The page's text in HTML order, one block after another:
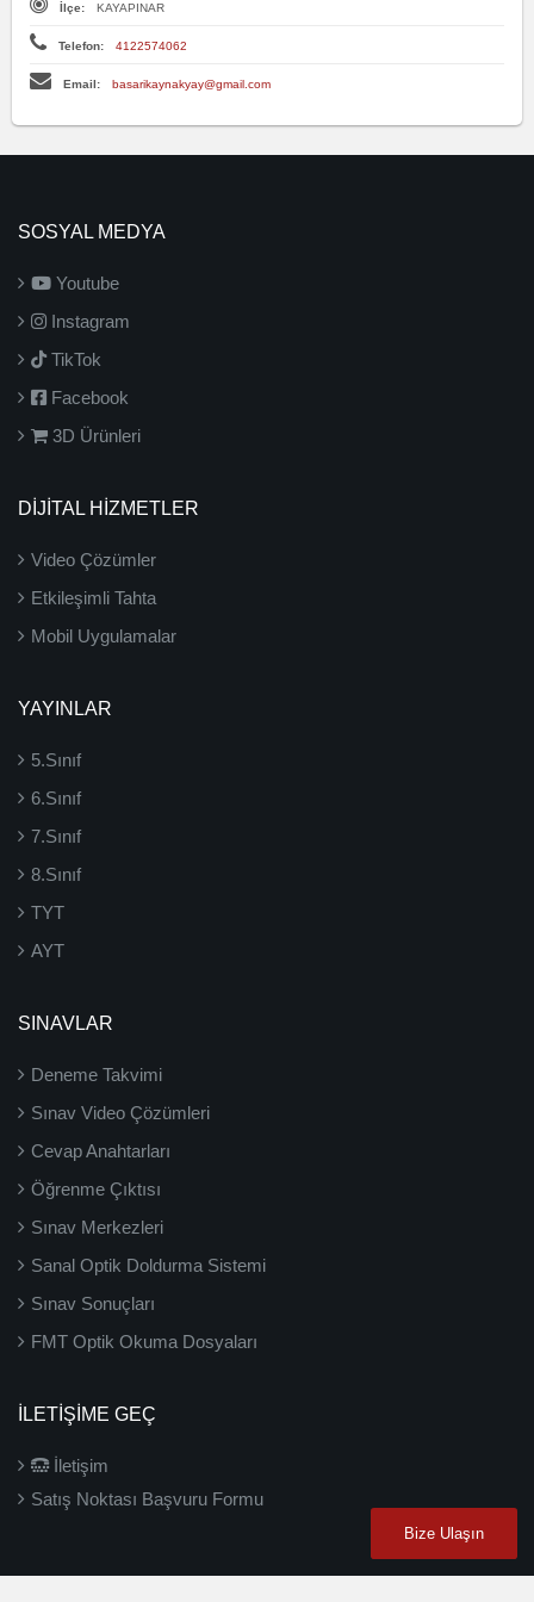
İlçe: KAYAPINAR
Telefon: 4122574062
Email: basarikaynakyay@gmail.com
SOSYAL MEDYA
Youtube
Instagram
TikTok
Facebook
3D Ürünleri
DİJİTAL HİZMETLER
Video Çözümler
Etkileşimli Tahta
Mobil Uygulamalar
YAYINLAR
5.Sınıf
6.Sınıf
7.Sınıf
8.Sınıf
TYT
AYT
SINAVLAR
Deneme Takvimi
Sınav Video Çözümleri
Cevap Anahtarları
Öğrenme Çıktısı
Sınav Merkezleri
Sanal Optik Doldurma Sistemi
Sınav Sonuçları
FMT Optik Okuma Dosyaları
İLETIŞIME GEÇ
İletişim
Satış Noktası Başvuru Formu
Bize Ulaşın